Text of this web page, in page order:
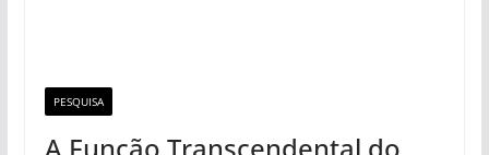
PESQUISA
A Função Transcendental do